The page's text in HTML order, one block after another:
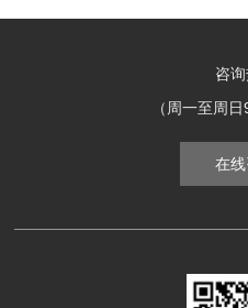
咨
（周一至周
在